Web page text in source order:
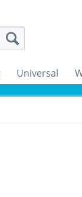
Universal